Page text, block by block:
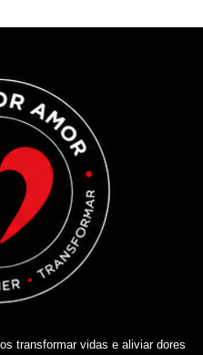
transformar vidas e aliviar dores